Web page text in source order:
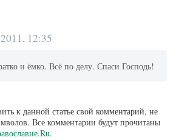
12:35
и ёмко. Всё по делу. Спаси Господь!
к данной статье свой комментарий, не
Все комментарии будут прочитаны
.